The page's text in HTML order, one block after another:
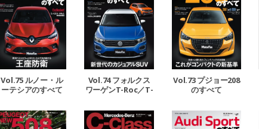
Vol.75 ルノー・ル
ーテシアのすべて
Vol.74 フォルクス
ワーゲンT-Roc／T-
Vol.73 プジョー208
のすべて